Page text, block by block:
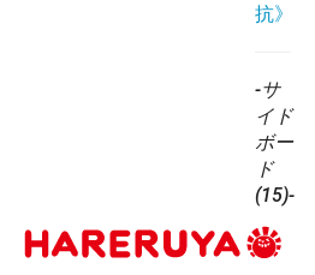
抗》
-サ
イド
ボー
ド
(15)-